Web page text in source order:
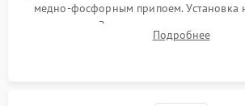
медно-фосфорным припоем. Установка
осушителя. Замена изношенных
сломанных заслонок или поврежденных
Подробнее